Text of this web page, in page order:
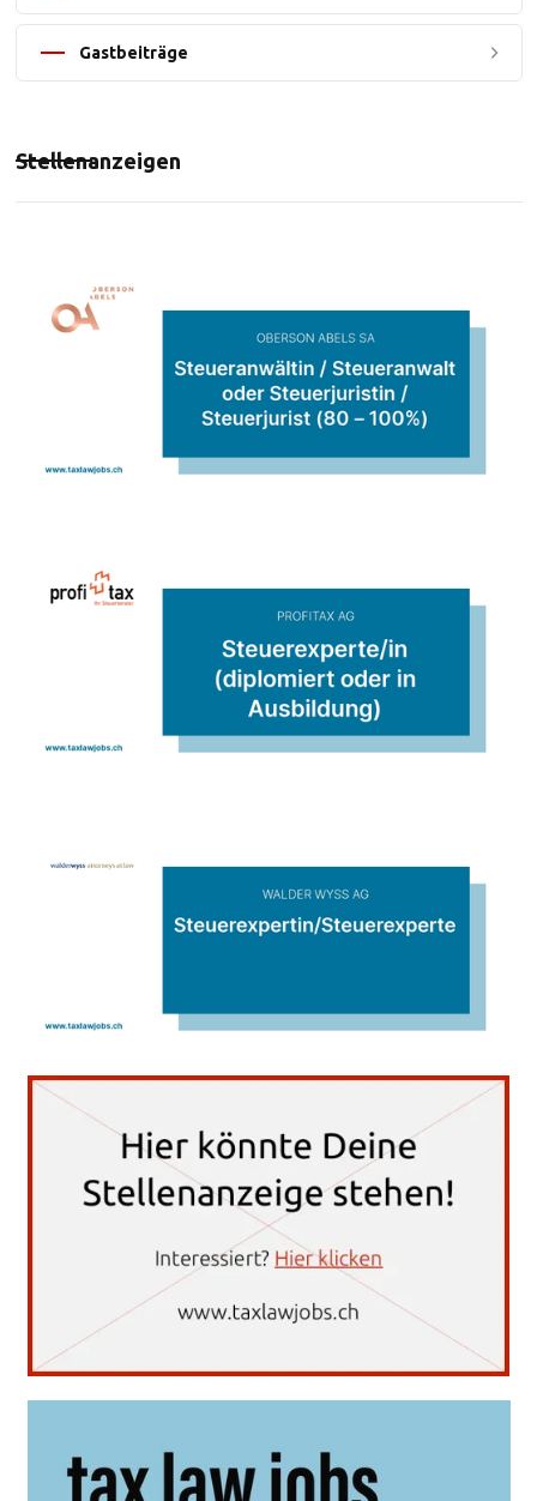
Gastbeiträge
Stellenanzeigen